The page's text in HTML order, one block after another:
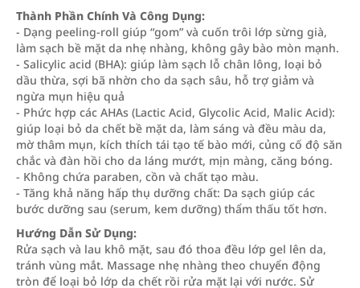
Thành Phần Chính Và Công Dụng:
- Dạng peeling‑roll giúp “gom” và cuốn trôi lớp sừng già,
làm sạch bề mặt da nhẹ nhàng, không gây bào mòn mạnh.
- Salicylic acid (BHA): giúp làm sạch lỗ chân lông, loại bỏ
dầu thừa, sợi bã nhờn cho da sạch sâu, hỗ trợ giảm và
ngừa mụn hiệu quả
- Phức hợp các AHAs (Lactic Acid, Glycolic Acid, Malic Acid):
giúp loại bỏ da chết bề mặt da, làm sáng và đều màu da,
mờ thâm mụn, kích thích tái tạo tế bào mới, củng cố độ săn
chắc và đàn hồi cho da láng mướt, mịn màng, căng bóng.
- Không chứa paraben, cồn và chất tạo màu.
- Tăng khả năng hấp thụ dưỡng chất: Da sạch giúp các
bước dưỡng sau (serum, kem dưỡng) thẩm thấu tốt hơn.
Hướng Dẫn Sử Dụng:
Rửa sạch và lau khô mặt, sau đó thoa đều lớp gel lên da,
tránh vùng mắt. Massage nhẹ nhàng theo chuyển động
tròn để loại bỏ lớp da chết rồi rửa mặt lại với nước. Sử